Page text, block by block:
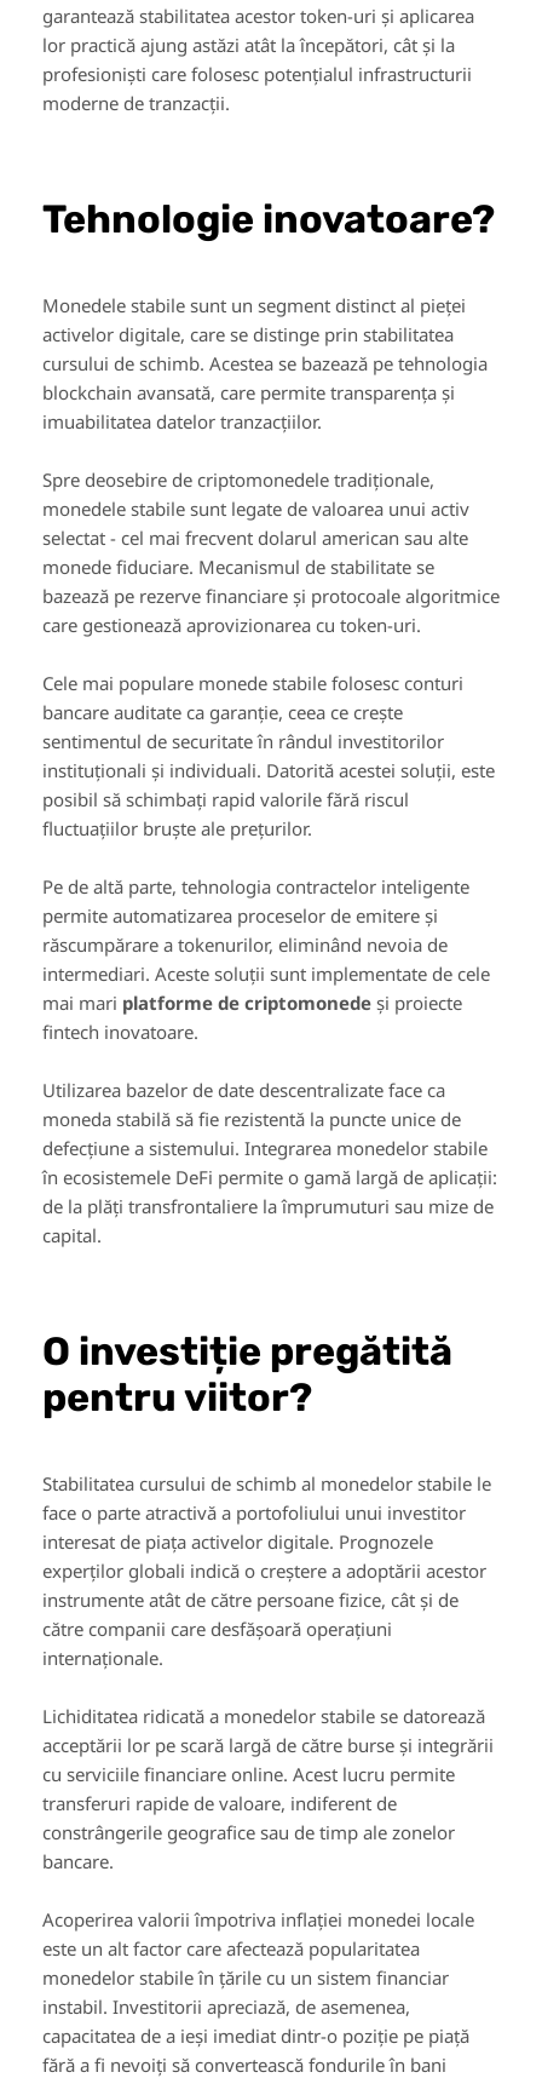
garantează stabilitatea acestor token-uri și aplicarea
lor practică ajung astăzi atât la începători, cât și la
profesioniști care folosesc potențialul infrastructurii
moderne de tranzacții.
Tehnologie inovatoare?
Monedele stabile sunt un segment distinct al pieței
activelor digitale, care se distinge prin stabilitatea
cursului de schimb. Acestea se bazează pe tehnologia
blockchain avansată, care permite transparența și
imuabilitatea datelor tranzacțiilor.
Spre deosebire de criptomonedele tradiționale,
monedele stabile sunt legate de valoarea unui activ
selectat - cel mai frecvent dolarul american sau alte
monede fiduciare. Mecanismul de stabilitate se
bazează pe rezerve financiare și protocoale algoritmice
care gestionează aprovizionarea cu token-uri.
Cele mai populare monede stabile folosesc conturi
bancare auditate ca garanție, ceea ce crește
sentimentul de securitate în rândul investitorilor
instituționali și individuali. Datorită acestei soluții, este
posibil să schimbați rapid valorile fără riscul
fluctuațiilor bruște ale prețurilor.
Pe de altă parte, tehnologia contractelor inteligente
permite automatizarea proceselor de emitere și
răscumpărare a tokenurilor, eliminând nevoia de
intermediari. Aceste soluții sunt implementate de cele
mai mari platforme de criptomonede și proiecte
fintech inovatoare.
Utilizarea bazelor de date descentralizate face ca
moneda stabilă să fie rezistentă la puncte unice de
defecțiune a sistemului. Integrarea monedelor stabile
în ecosistemele DeFi permite o gamă largă de aplicații:
de la plăți transfrontaliere la împrumuturi sau mize de
capital.
O investiție pregătită
pentru viitor?
Stabilitatea cursului de schimb al monedelor stabile le
face o parte atractivă a portofoliului unui investitor
interesat de piața activelor digitale. Prognozele
experților globali indică o creștere a adoptării acestor
instrumente atât de către persoane fizice, cât și de
către companii care desfășoară operațiuni
internaționale.
Lichiditatea ridicată a monedelor stabile se datorează
acceptării lor pe scară largă de către burse și integrării
cu serviciile financiare online. Acest lucru permite
transferuri rapide de valoare, indiferent de
constrângerile geografice sau de timp ale zonelor
bancare.
Acoperirea valorii împotriva inflației monedei locale
este un alt factor care afectează popularitatea
monedelor stabile în țările cu un sistem financiar
instabil. Investitorii apreciază, de asemenea,
capacitatea de a ieși imediat dintr-o poziție pe piață
fără a fi nevoiți să convertească fondurile în bani